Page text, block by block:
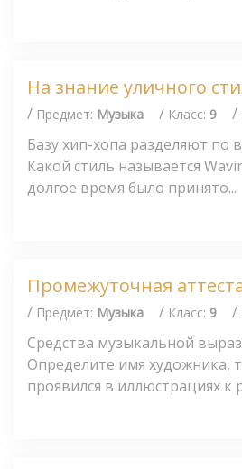
На знание уличного
/ Предмет: Музыка / Класс: 9 /
Базу хип-хопа разделяют по
Какой стиль называется
долгое время было принято...
Промежуточная
/ Предмет: Музыка / Класс: 9 /
Средства музыкальной
Определите имя художника,
проявился в иллюстрациях к